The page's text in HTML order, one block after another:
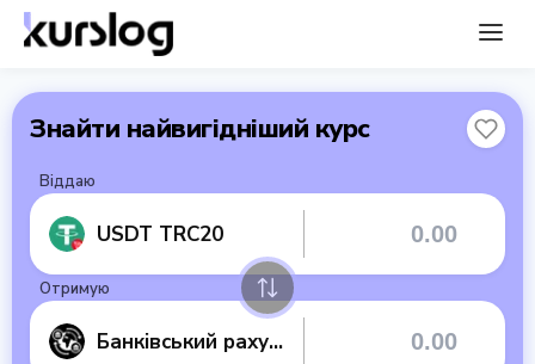
Знайти найвигідніший курс
Віддаю
USDT TRC20
Отримую
Банківський рахунок KZT